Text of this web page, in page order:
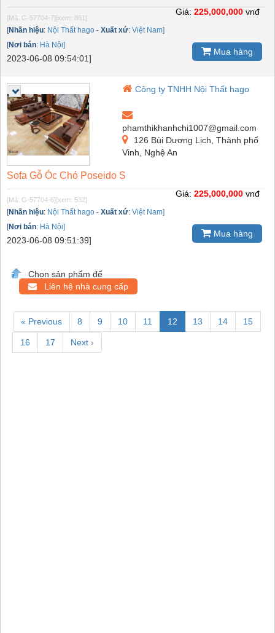
[Mã: G-57704-7] [xem: 861]
[Nhãn hiệu: Nội Thất hago - Xuất xứ: Việt Nam]
[Nơi bán: Hà Nội]
2023-06-08 09:54:01]
Giá: 225,000,000 vnđ
Mua hàng
Công ty TNHH Nội Thất hago
phamthikhanhchi1007@gmail.com
126 Bùi Dương Lịch, Thành phố
Vinh, Nghệ An
Sofa Gỗ Óc Chó Poseido S
[Mã: G-57704-6] [xem: 532]
[Nhãn hiệu: Nội Thất hago - Xuất xứ: Việt Nam]
[Nơi bán: Hà Nội]
2023-06-08 09:51:39]
Giá: 225,000,000 vnđ
Mua hàng
Chọn sản phẩm để
Liên hệ nhà cung cấp
« Previous 8 9 10 11 12 13 14 15
16 17 Next ›